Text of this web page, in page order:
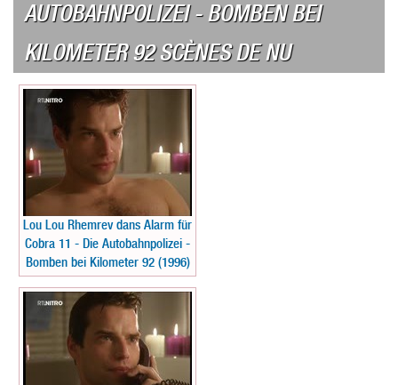
AUTOBAHNPOLIZEI - BOMBEN BEI
KILOMETER 92 SCÈNES DE NU
Lou Lou Rhemrev dans Alarm für
Cobra 11 - Die Autobahnpolizei -
Bomben bei Kilometer 92 (1996)